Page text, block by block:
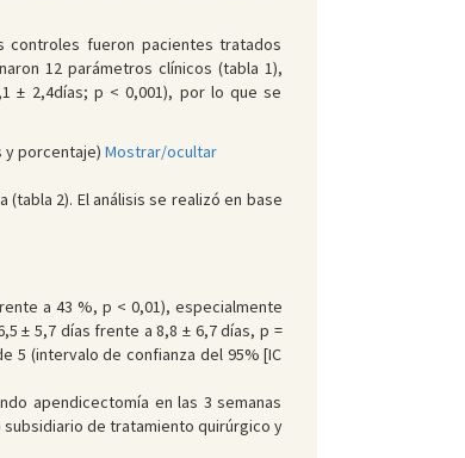
controles fueron pacientes tratados
12 parámetros clínicos (tabla 1),
± 2,4días; p < 0,001), por lo que se
y porcentaje) Mostrar/ocultar
2). El análisis se realizó en base
a 43 %, p < 0,01), especialmente
± 5,7 días frente a 8,8 ± 6,7 días, p =
5 (intervalo de confianza del 95% [IC
apendicectomía en las 3 semanas
de tratamiento quirúrgico y